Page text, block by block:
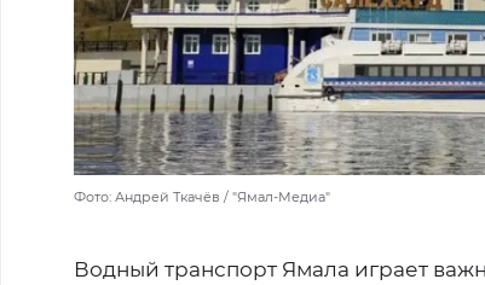
Фото: Андрей Ткачёв / "Ямал-Медиа"
Водный транспорт Ямала играет